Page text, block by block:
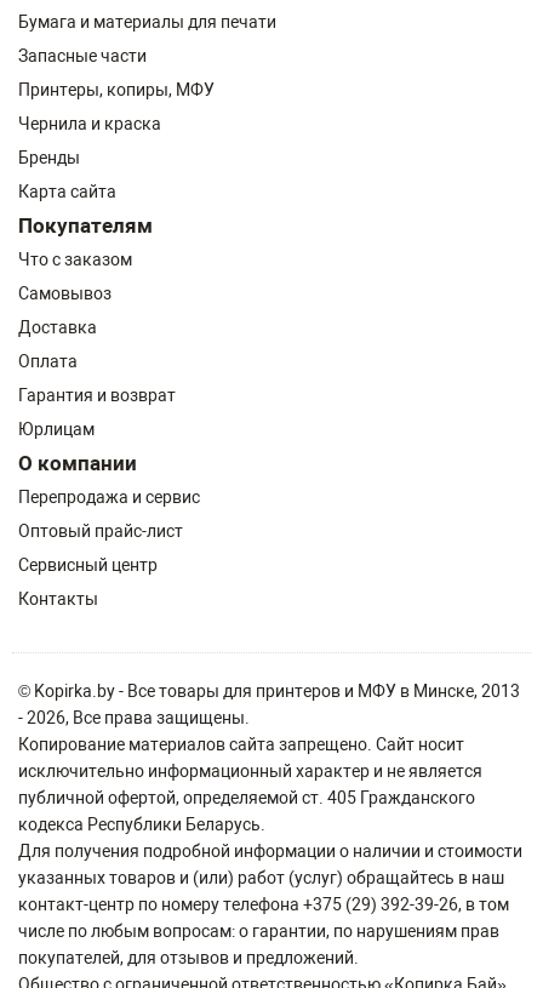
Бумага и материалы для печати
Запасные части
Принтеры, копиры, МФУ
Чернила и краска
Бренды
Карта сайта
Покупателям
Что с заказом
Самовывоз
Доставка
Оплата
Гарантия и возврат
Юрлицам
О компании
Перепродажа и сервис
Оптовый прайс-лист
Сервисный центр
Контакты
© Kopirka.by - Все товары для принтеров и МФУ в Минске, 2013
- 2026, Все права защищены.
Копирование материалов сайта запрещено. Сайт носит
исключительно информационный характер и не является
публичной офертой, определяемой ст. 405 Гражданского
кодекса Республики Беларусь.
Для получения подробной информации о наличии и стоимости
указанных товаров и (или) работ (услуг) обращайтесь в наш
контакт-центр по номеру телефона +375 (29) 392-39-26, в том
числе по любым вопросам: о гарантии, по нарушениям прав
покупателей, для отзывов и предложений.
Общество с ограниченной ответственностью «Копирка Бай»